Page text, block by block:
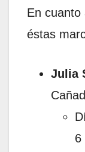
En cuanto
éstas
Julia
6